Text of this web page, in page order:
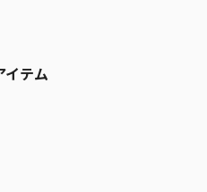
イテム